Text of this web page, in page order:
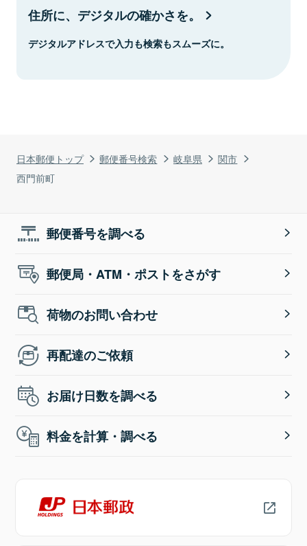
日本郵便トップ 郵便番号検索 岐阜県
関市
西門前町
住所に、デジタルの確かさを。
デジタルアドレスで入力も検索もスムーズに。
郵便番号を調べる
郵便局・ATM・ポストをさがす
荷物のお問い合わせ
再配達のご依頼
お届け日数を調べる
料金を計算・調べる